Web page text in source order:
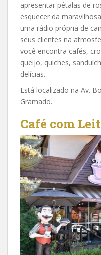
apresentar pétalas de
esquecer da
uma rádio própria de
seus clientes na
você encontra cafés,
queijo, quiches,
delícias.
Está localizado na Av.
Gramado.
Café com